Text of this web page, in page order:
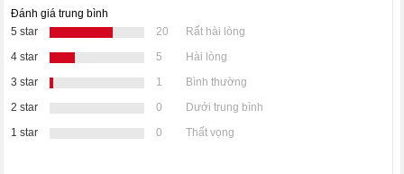
Đánh giá trung bình
5 star
20
Rất hài lòng
4 star
5
Hài lòng
3 star
1
Bình thường
2 star
0
Dưới trung bình
1 star
0 Thất vọng